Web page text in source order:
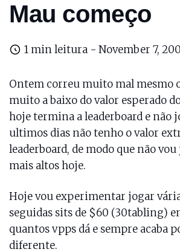
Mau começo
1 min leitura - November 7,
Ontem correu muito mal mesmo
muito a baixo do valor esperado
hoje termina a leaderboard e não
ultimos dias não tenho o valor
leaderboard, de modo que não
mais altos hoje.
Hoje vou experimentar jogar
seguidas sits de $60 (30tabling)
quantos vpps dá e sempre acaba
diferente.